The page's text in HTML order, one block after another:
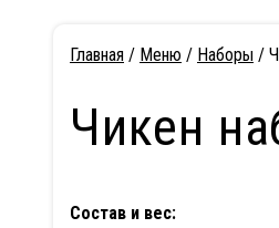
Главная / Меню / Наборы /
Чикен
Состав и вес: